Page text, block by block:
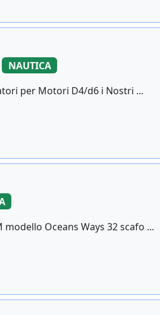
NAUTICA
per Motori D4/d6 i Nostri ...
Oceans Ways 32 scafo ...